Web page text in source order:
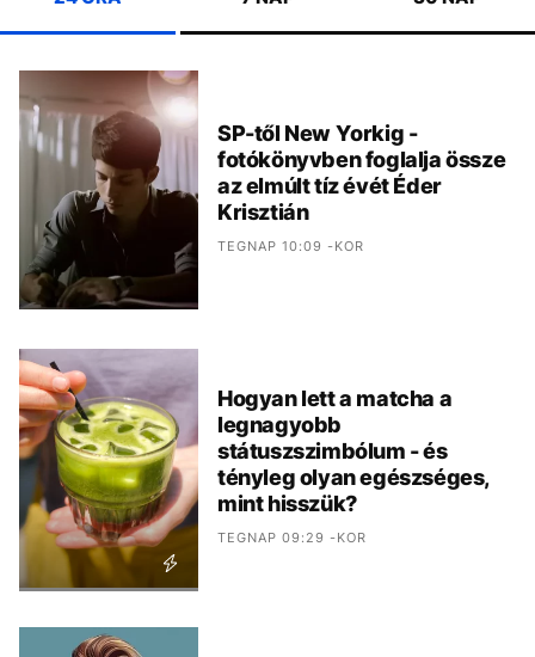
SP-től New Yorkig -
fotókönyvben foglalja össze
az elmúlt tíz évét Éder
Krisztián
TEGNAP 10:09 -KOR
Hogyan lett a matcha a
legnagyobb
státuszszimbólum - és
tényleg olyan egészséges,
mint hisszük?
TEGNAP 09:29 -KOR